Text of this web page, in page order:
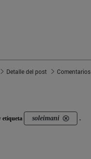
Detalle del post Comentarios
etiqueta soleimani .